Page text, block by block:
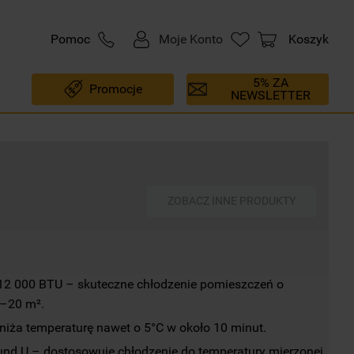
Pomoc Moje Konto Koszyk
Promocje
5% ZA
NEWSLETTER
000 BTU – skuteczne chłodzenie pomieszczeń o
m².
temperaturę nawet o 5°C w około 10 minut.